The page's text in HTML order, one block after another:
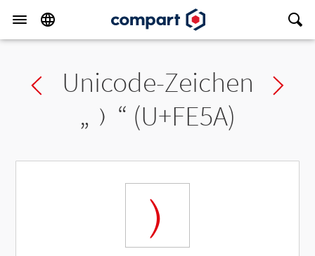
Previous char
Unicode-Zeichen
„ ﹚ “ (U+FE5A)
﹚